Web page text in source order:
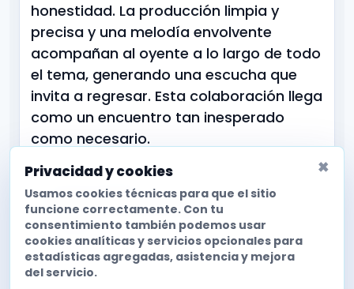
honestidad. La producción limpia y
precisa y una melodía envolvente
acompañan al oyente a lo largo de todo
el tema, generando una escucha que
invita a regresar. Esta colaboración llega
como un encuentro tan inesperado
como necesario.
OFICINA DE PRENSA
Universal Music Spain
Web
×
Privacidad y cookies
Usamos cookies técnicas para que el sitio
funcione correctamente. Con tu
consentimiento también podemos usar
cookies analíticas y servicios opcionales para
estadísticas agregadas, asistencia y mejora
del servicio.